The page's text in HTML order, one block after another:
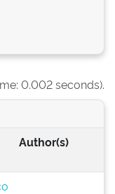
0.002 seconds).
Author(s)